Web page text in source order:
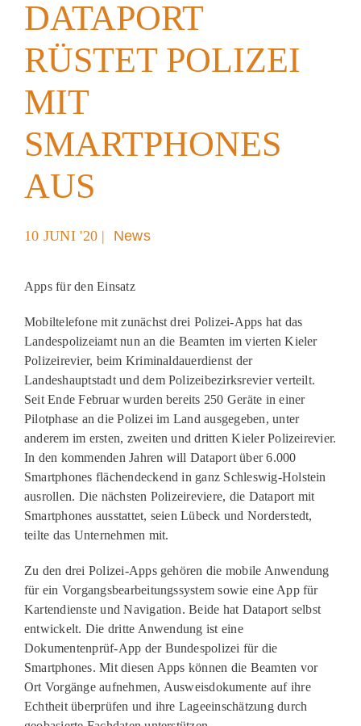
DATAPORT
RÜSTET POLIZEI
MIT
SMARTPHONES
AUS
10 JUNI '20 | News
Apps für den Einsatz
Mobiltelefone mit zunächst drei Polizei-Apps hat das
Landespolizeiamt nun an die Beamten im vierten Kieler
Polizeirevier, beim Kriminaldauerdienst der
Landeshauptstadt und dem Polizeibezirksrevier verteilt.
Seit Ende Februar wurden bereits 250 Geräte in einer
Pilotphase an die Polizei im Land ausgegeben, unter
anderem im ersten, zweiten und dritten Kieler Polizeirevier.
In den kommenden Jahren will Dataport über 6.000
Smartphones flächendeckend in ganz Schleswig-Holstein
ausrollen. Die nächsten Polizeireviere, die Dataport mit
Smartphones ausstattet, seien Lübeck und Norderstedt,
teilte das Unternehmen mit.
Zu den drei Polizei-Apps gehören die mobile Anwendung
für ein Vorgangsbearbeitungssystem sowie eine App für
Kartendienste und Navigation. Beide hat Dataport selbst
entwickelt. Die dritte Anwendung ist eine
Dokumentenprüf-App der Bundespolizei für die
Smartphones. Mit diesen Apps können die Beamten vor
Ort Vorgänge aufnehmen, Ausweisdokumente auf ihre
Echtheit überprüfen und ihre Lageeinschätzung durch